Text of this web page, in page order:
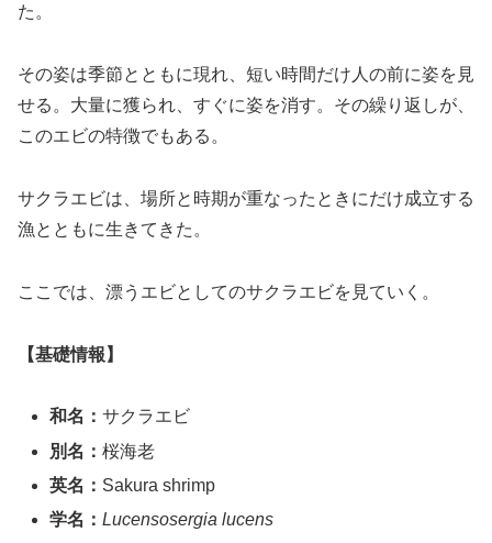
た。
その姿は季節とともに現れ、短い時間だけ人の前に姿を見
せる。大量に獲られ、すぐに姿を消す。その繰り返しが、
このエビの特徴でもある。
サクラエビは、場所と時期が重なったときにだけ成立する
漁とともに生きてきた。
ここでは、漂うエビとしてのサクラエビを見ていく。
【基礎情報】
和名：サクラエビ
別名：桜海老
英名： Sakura shrimp
学名：Lucensosergia lucens